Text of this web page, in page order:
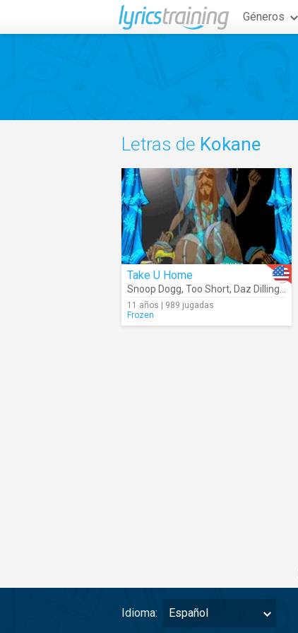
Géneros
Letras de Kokane
Take U Home
Snoop Dogg, Too Short, Daz Dillinger
11 años | 989 jugadas
Frozen
Idioma: Español